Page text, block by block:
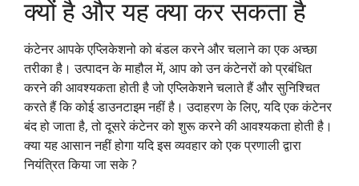
क्यों है और यह क्या कर सकता है
कंटेनर आपके एप्लिकेशनो को बंडल करने और चलाने का एक अच्छा
तरीका है। उत्पादन के माहौल में, आप को उन कंटेनरों को प्रबंधित
करने की आवश्यकता होती है जो एप्लिकेशने चलाते हैं और सुनिश्चित
करते हैं कि कोई डाउनटाइम नहीं है। उदाहरण के लिए, यदि एक कंटेनर
बंद हो जाता है, तो दूसरे कंटेनर को शुरू करने की आवश्यकता होती है।
क्या यह आसान नहीं होगा यदि इस व्यवहार को एक प्रणाली द्वारा
नियंत्रित किया जा सके ?